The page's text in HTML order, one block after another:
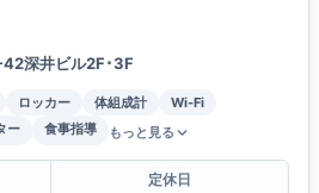
深井ビル2F･3F
ロッカー 体組成計
Wi-Fi
ー 食事指導 もっと見る
定休日